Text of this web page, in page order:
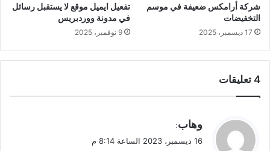
شركة أرامكس ضعيفة في موسم
التخفيضات
17 ديسمبر، 2025
تفعيل ايميل موقع لا يستقبل رسائل
في مدونة ووردبريس
9 نوفمبر، 2025
‫4 تعليقات
وهاب:
16 ديسمبر، 2023 الساعة 8:14 م